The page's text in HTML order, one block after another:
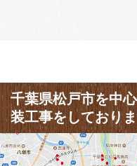
千葉県松戸市を中
装工事をしており